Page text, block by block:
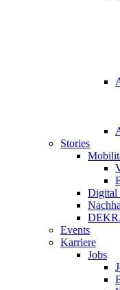
Stories
Digital
Events
Karriere
Jobs